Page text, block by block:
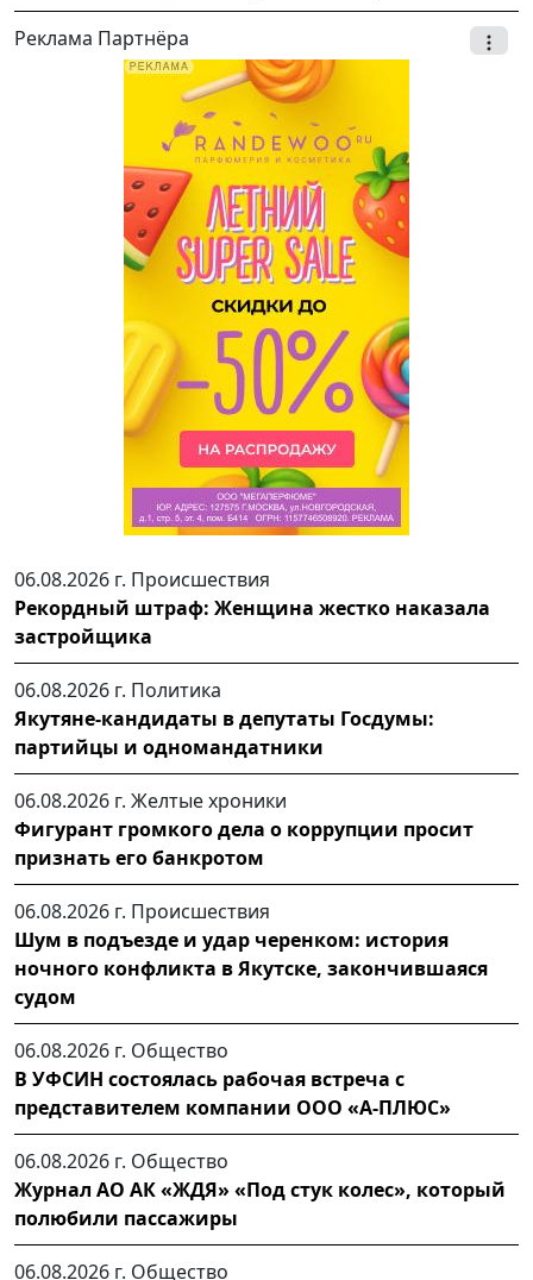
Реклама Партнёра
06.08.2026 г. Происшествия
Рекордный штраф: Женщина жестко наказала
застройщика
06.08.2026 г. Политика
Якутяне-кандидаты в депутаты Госдумы:
партийцы и одномандатники
06.08.2026 г. Желтые хроники
Фигурант громкого дела о коррупции просит
признать его банкротом
06.08.2026 г. Происшествия
Шум в подъезде и удар черенком: история
ночного конфликта в Якутске, закончившаяся
судом
06.08.2026 г. Общество
В УФСИН состоялась рабочая встреча с
представителем компании ООО «А-ПЛЮС»
06.08.2026 г. Общество
Журнал АО АК «ЖДЯ» «Под стук колес», который
полюбили пассажиры
06.08.2026 г. Общество